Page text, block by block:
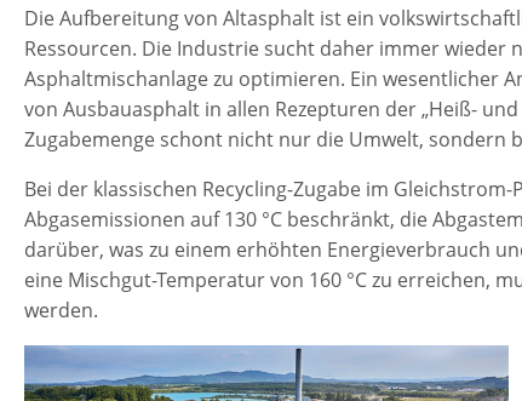
Die Aufbereitung von Altasphalt ist ein
Ressourcen. Die Industrie sucht daher immer wieder
Asphaltmischanlage zu optimieren. Ein wesentlicher
von Ausbauasphalt in allen Rezepturen der „Heiß-
Zugabemenge schont nicht nur die Umwelt, sondern
Bei der klassischen Recycling-Zugabe im
Abgasemissionen auf 130 °C beschränkt, die
darüber, was zu einem erhöhten Energieverbrauch
eine Mischgut-Temperatur von 160 °C zu erreichen,
werden.